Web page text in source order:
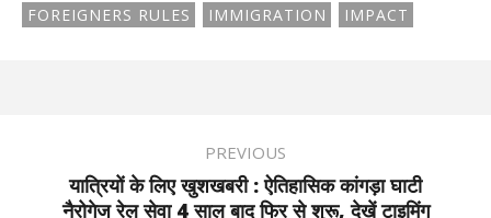
FOREIGNERS RULES
IMMIGRATION IMPACT
PREVIOUS
यात्रियों के लिए खुशखबरी : ऐतिहासिक कांगड़ा घाटी
नैरोगेज रेल सेवा 4 साल बाद फिर से शुरू, देखें टाइमिंग